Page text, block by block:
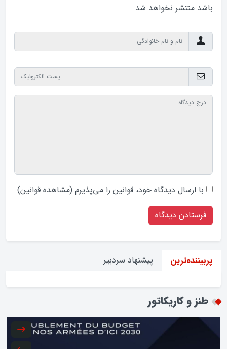
باشد منتشر نخواهد‌ شد
با ارسال دیدگاه‌ خود، قوانین را می‌پذیرم (مشاهده قوانین)
پربیننده‌ترین پیشنهاد سردبیر
طنز و کاریکاتور